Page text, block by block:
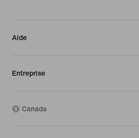
Aide
Entreprise
Canada